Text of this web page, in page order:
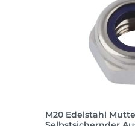
M20 Edelstahl